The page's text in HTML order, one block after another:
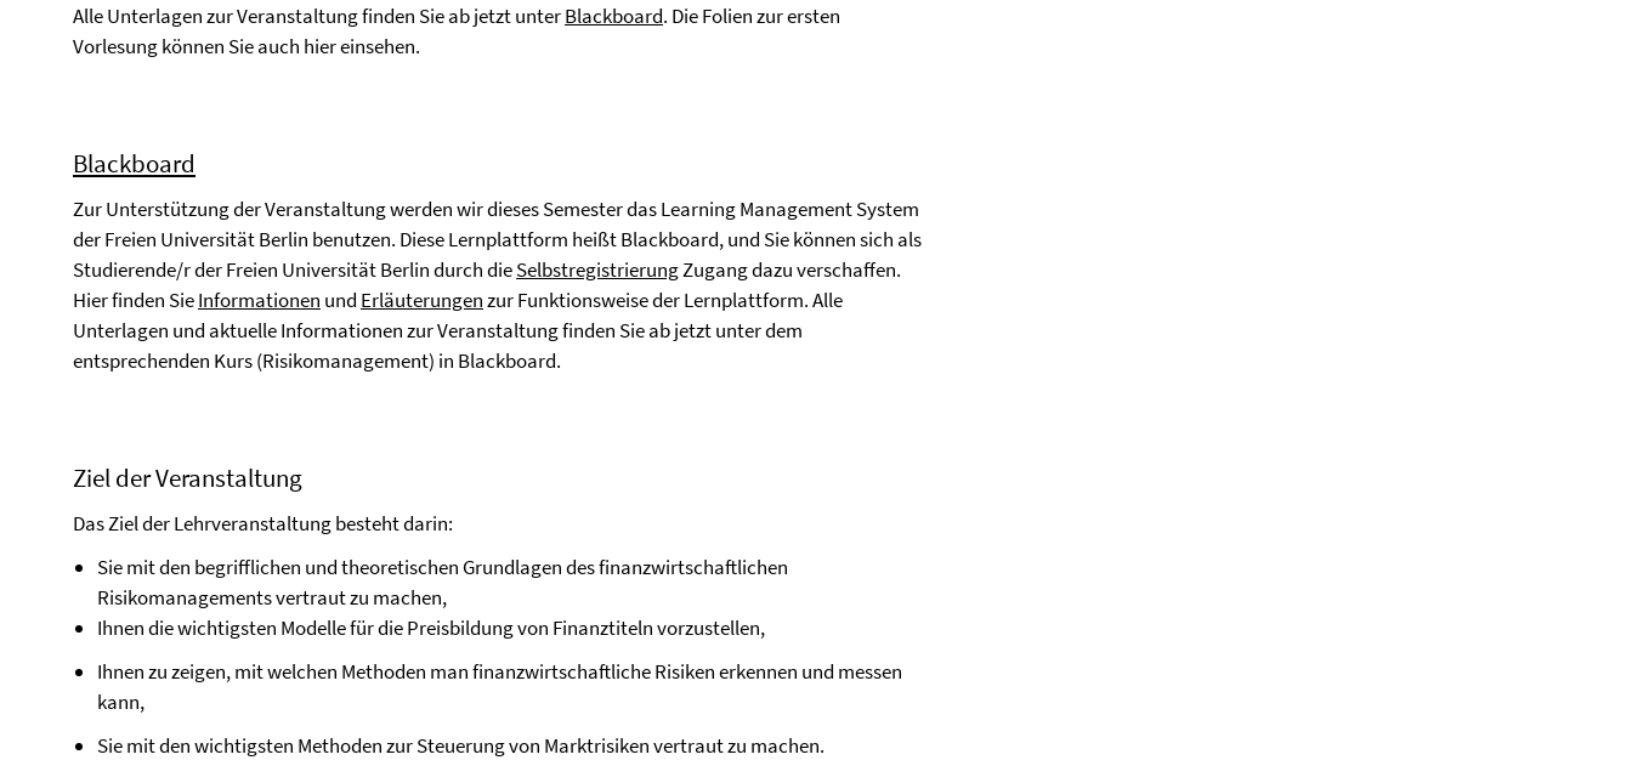
Alle Unterlagen zur Veranstaltung finden Sie ab jetzt unterBlackboard. Die Folien zur ersten
Vorlesung können Sie auch hier einsehen.
Blackboard
Zur Unterstützung der Veranstaltung werden wir dieses Semester das Learning Management System
der Freien Universität Berlin benutzen. Diese Lernplattform heißt Blackboard, und Sie können sich als
Studierende/r der Freien Universität Berlin durch dieSelbstregistrierungZugang dazu verschaffen.
Hier finden SieInformationen und Erläuterungenzur Funktionsweise der Lernplattform. Alle
Unterlagen und aktuelle Informationen zur Veranstaltung finden Sie ab jetzt unter dem
entsprechenden Kurs (Risikomanagement) in Blackboard.
Ziel der Veranstaltung
Das Ziel der Lehrveranstaltung besteht darin:
Sie mit den begrifflichen und theoretischen Grundlagen des finanzwirtschaftlichen
Risikomanagements vertraut zu machen,
Ihnen die wichtigsten Modelle für die Preisbildung von Finanztiteln vorzustellen,
Ihnen zu zeigen, mit welchen Methoden man finanzwirtschaftliche Risiken erkennen und messen
kann,
Sie mit den wichtigsten Methoden zur Steuerung von Marktrisiken vertraut zu machen.